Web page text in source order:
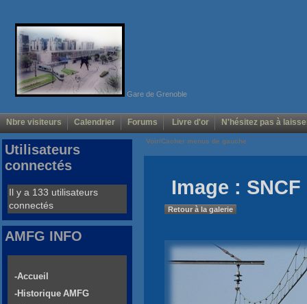
Gare de Grenoble
Nbre visiteurs Calendrier Forums Livre d'or N'hésitez pas à
Voir/Cacher menus de gauche
Image :
Retour à la galerie
Utilisateurs
connectés
Il y a 133 utilisateurs
connectés
AMFG INFO
-Accueil
-Historique AMFG